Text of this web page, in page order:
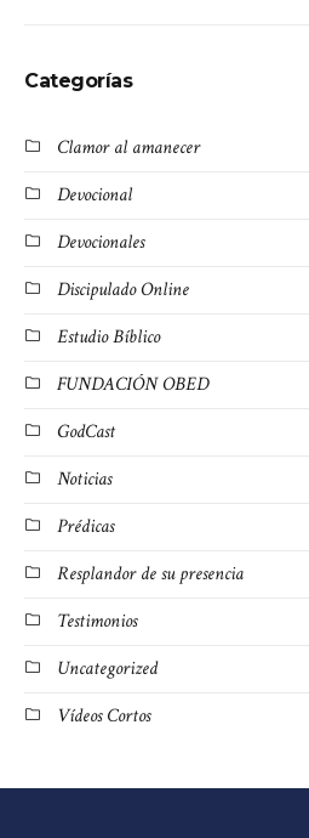
Categorías
Clamor al amanecer
Devocional
Devocionales
Discipulado Online
Estudio Bíblico
FUNDACIÓN OBED
GodCast
Noticias
Prédicas
Resplandor de su presencia
Testimonios
Uncategorized
Vídeos Cortos